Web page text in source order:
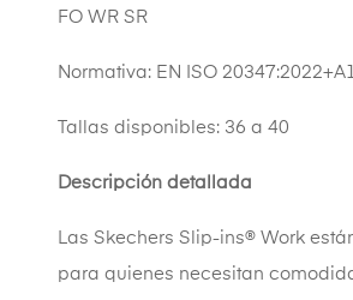
FO WR SR
Normativa: EN ISO
Tallas disponibles: 36 a 40
Descripción detallada
Las Skechers Slip-ins® Work
para quienes necesitan